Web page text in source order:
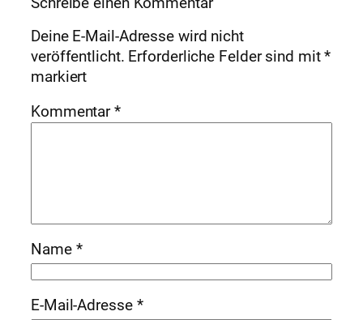
Deine E-Mail-Adresse wird nicht
veröffentlicht. Erforderliche Felder sind mit*
markiert
Kommentar*
Name *
E-Mail-Adresse *